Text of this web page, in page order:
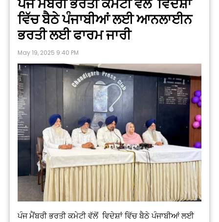
ਵਿੱਚ ਬੈਠੇ ਪੰਜਾਬੀਆਂ ਲਈ ਆਨਲਾਈਨ
ਭਰਤੀ ਲਈ ਫਾਰਮ ਜਾਰੀ
May 19, 2025 9:40 PM
ਪੰਜ ਮੈਂਬਰੀ ਭਰਤੀ ਕਮੇਟੀ ਵੱਲੋਂ ਵਿਦੇਸ਼ਾਂ ਵਿੱਚ ਬੈਠੇ ਪੰਜਾਬੀਆਂ ਲਈ